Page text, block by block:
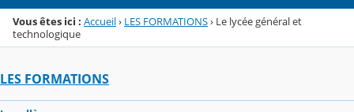
Vous êtes ici : Accueil› LES FORMATIONS› Le lycée général et
technologique
LES FORMATIONS